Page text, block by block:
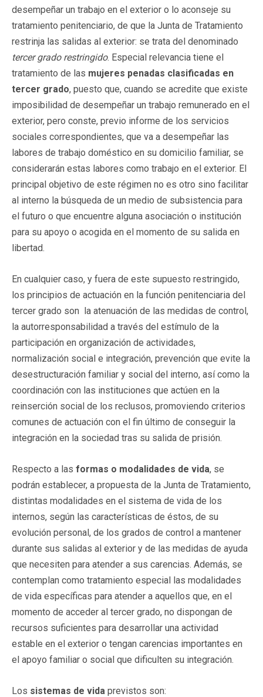
desempeñar un trabajo en el exterior o lo aconseje su
tratamiento penitenciario, de que la Junta de Tratamiento
restrinja las salidas al exterior: se trata del denominado
tercer grado restringido. Especial relevancia tiene el
tratamiento de las mujeres penadas clasificadas en
tercer grado, puesto que, cuando se acredite que existe
imposibilidad de desempeñar un trabajo remunerado en el
exterior, pero conste, previo informe de los servicios
sociales correspondientes, que va a desempeñar las
labores de trabajo doméstico en su domicilio familiar, se
considerarán estas labores como trabajo en el exterior. El
principal objetivo de este régimen no es otro sino facilitar
al interno la búsqueda de un medio de subsistencia para
el futuro o que encuentre alguna asociación o institución
para su apoyo o acogida en el momento de su salida en
libertad.
En cualquier caso, y fuera de este supuesto restringido,
los principios de actuación en la función penitenciaria del
tercer grado son la atenuación de las medidas de control,
la autorresponsabilidad a través del estímulo de la
participación en organización de actividades,
normalización social e integración, prevención que evite la
desestructuración familiar y social del interno, así como la
coordinación con las instituciones que actúen en la
reinserción social de los reclusos, promoviendo criterios
comunes de actuación con el fin último de conseguir la
integración en la sociedad tras su salida de prisión.
Respecto a las formas o modalidades de vida, se
podrán establecer, a propuesta de la Junta de Tratamiento,
distintas modalidades en el sistema de vida de los
internos, según las características de éstos, de su
evolución personal, de los grados de control a mantener
durante sus salidas al exterior y de las medidas de ayuda
que necesiten para atender a sus carencias. Además, se
contemplan como tratamiento especial las modalidades
de vida específicas para atender a aquellos que, en el
momento de acceder al tercer grado, no dispongan de
recursos suficientes para desarrollar una actividad
estable en el exterior o tengan carencias importantes en
el apoyo familiar o social que dificulten su integración.
Los sistemas de vida previstos son: